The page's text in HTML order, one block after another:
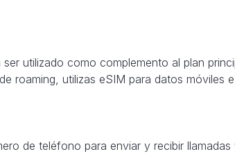
utilizado como complemento al plan
roaming, utilizas eSIM para datos móviles
de teléfono para enviar y recibir llamadas